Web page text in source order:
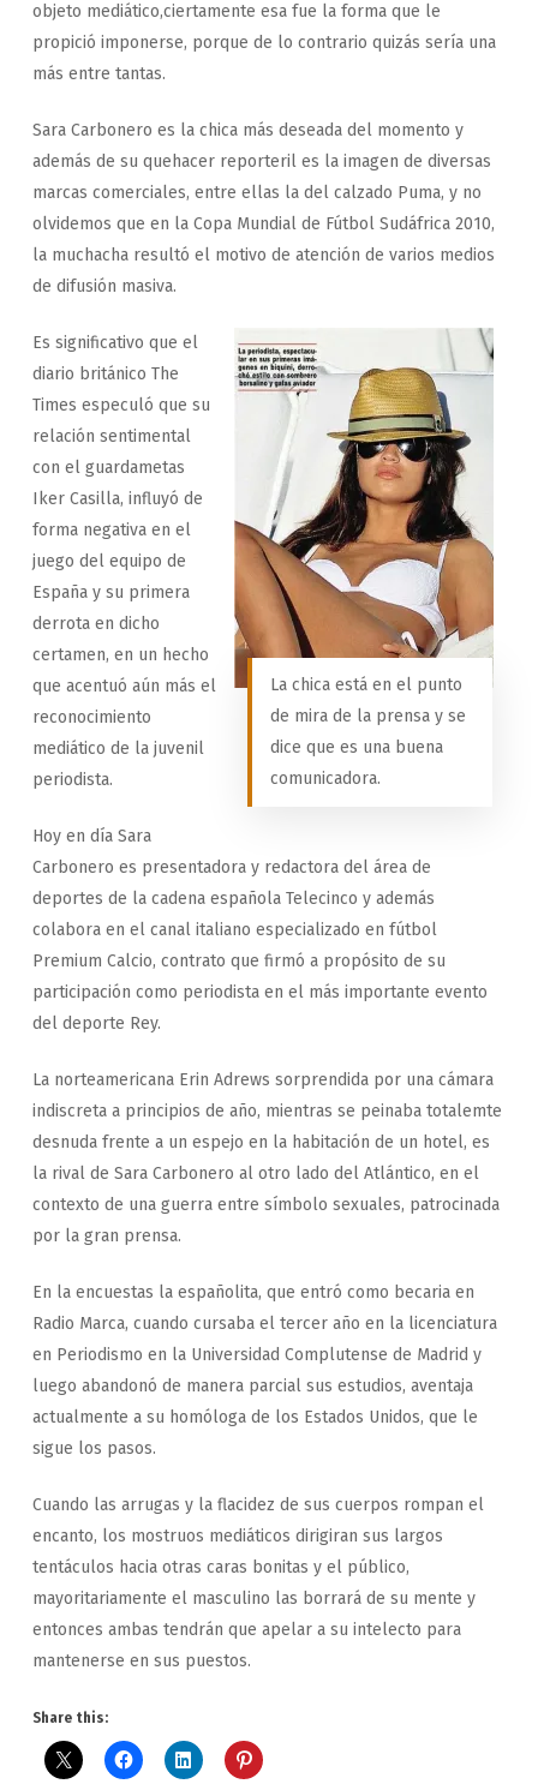
objeto mediático,ciertamente esa fue la forma que le
propició imponerse, porque de lo contrario quizás sería una
más entre tantas.
Sara Carbonero es la chica más deseada del momento y
además de su quehacer reporteril es la imagen de diversas
marcas comerciales, entre ellas la del calzado Puma, y no
olvidemos que en la Copa Mundial de Fútbol Sudáfrica 2010,
la muchacha resultó el motivo de atención de varios medios
de difusión masiva.
La chica está en el punto
de mira de la prensa y se
dice que es una buena
comunicadora.
Es significativo que el
diario británico The
Times especuló que su
relación sentimental
con el guardametas
Iker Casilla, influyó de
forma negativa en el
juego del equipo de
España y su primera
derrota en dicho
certamen, en un hecho
que acentuó aún más el
reconocimiento
mediático de la juvenil
periodista.
Hoy en día Sara
Carbonero es presentadora y redactora del área de
deportes de la cadena española Telecinco y además
colabora en el canal italiano especializado en fútbol
Premium Calcio, contrato que firmó a propósito de su
participación como periodista en el más importante evento
del deporte Rey.
La norteamericana Erin Adrews sorprendida por una cámara
indiscreta a principios de año, mientras se peinaba totalemte
desnuda frente a un espejo en la habitación de un hotel, es
la rival de Sara Carbonero al otro lado del Atlántico, en el
contexto de una guerra entre símbolo sexuales, patrocinada
por la gran prensa.
En la encuestas la españolita, que entró como becaria en
Radio Marca, cuando cursaba el tercer año en la licenciatura
en Periodismo en la Universidad Complutense de Madrid y
luego abandonó de manera parcial sus estudios, aventaja
actualmente a su homóloga de los Estados Unidos, que le
sigue los pasos.
Cuando las arrugas y la flacidez de sus cuerpos rompan el
encanto, los mostruos mediáticos dirigiran sus largos
tentáculos hacia otras caras bonitas y el público,
mayoritariamente el masculino las borrará de su mente y
entonces ambas tendrán que apelar a su intelecto para
mantenerse en sus puestos.
Share this: